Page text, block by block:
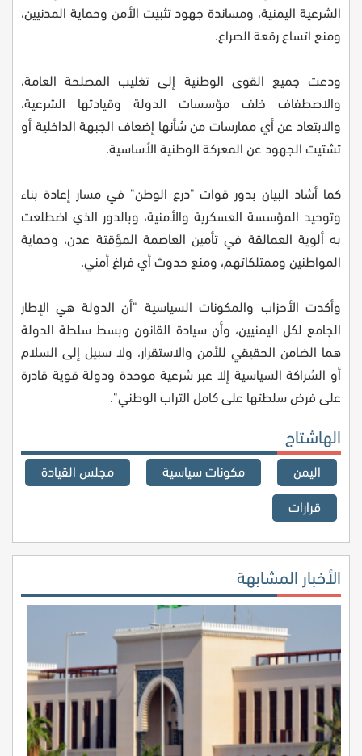
الشرعية اليمنية، ومساندة جهود تثبيت الأمن وحماية المدنيين،
ومنع اتساع رقعة الصراع.
ودعت جميع القوى الوطنية إلى تغليب المصلحة العامة،
والاصطفاف خلف مؤسسات الدولة وقيادتها الشرعية،
والابتعاد عن أي ممارسات من شأنها إضعاف الجبهة الداخلية أو
تشتيت الجهود عن المعركة الوطنية الأساسية.
كما أشاد البيان بدور قوات "درع الوطن" في مسار إعادة بناء
وتوحيد المؤسسة العسكرية والأمنية، وبالدور الذي اضطلعت
به ألوية العمالقة في تأمين العاصمة المؤقتة عدن، وحماية
المواطنين وممتلكاتهم، ومنع حدوث أي فراغ أمني.
وأكدت الأحزاب والمكونات السياسية "أن الدولة هي الإطار
الجامع لكل اليمنيين، وأن سيادة القانون وبسط سلطة الدولة
هما الضامن الحقيقي للأمن والاستقرار، ولا سبيل إلى السلام
أو الشراكة السياسية إلا عبر شرعية موحدة ودولة قوية قادرة
على فرض سلطتها على كامل التراب الوطني".
الهاشتاج
اليمن مكونات سياسية
مجلس القيادة
قرارات
الأخبار المشابهة